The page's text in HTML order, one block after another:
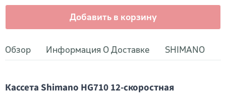
Добавить в корзину
Обзор Информация О Доставке SHIMANO
Кассета Shimano HG710 12-скоростная